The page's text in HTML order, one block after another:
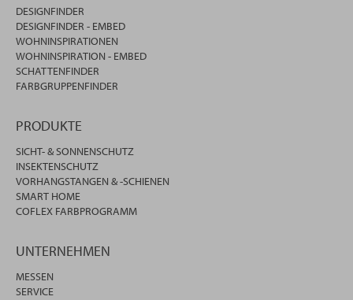
DESIGNFINDER
DESIGNFINDER - EMBED
WOHNINSPIRATIONEN
WOHNINSPIRATION - EMBED
SCHATTENFINDER
FARBGRUPPENFINDER
PRODUKTE
SICHT- & SONNENSCHUTZ
INSEKTENSCHUTZ
VORHANGSTANGEN & -SCHIENEN
SMART HOME
COFLEX FARBPROGRAMM
UNTERNEHMEN
MESSEN
SERVICE